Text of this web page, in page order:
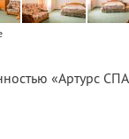
«Артурс СПА